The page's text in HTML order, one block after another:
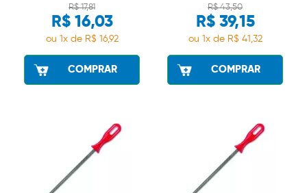
R$ 17,81
R$ 16,03
ou 1x de R$ 16,92
COMPRAR
R$ 43,50
R$ 39,15
ou 1x de R$ 41,32
COMPRAR